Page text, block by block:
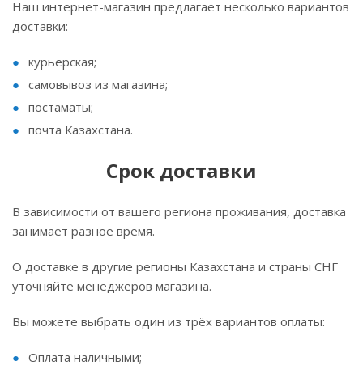
Наш интернет-магазин предлагает несколько вариантов
доставки:
курьерская;
самовывоз из магазина;
постаматы;
почта Казахстана.
Срок доставки
В зависимости от вашего региона проживания, доставка
занимает разное время.
О доставке в другие регионы Казахстана и страны СНГ
уточняйте менеджеров магазина.
Вы можете выбрать один из трёх вариантов оплаты:
Оплата наличными;